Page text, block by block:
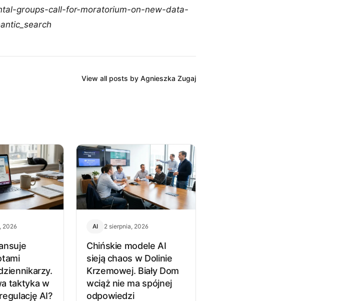
groups-call-for-moratorium-on-new-data-
View all posts by Agnieszka Zugaj
2026
taktyka w
AI?
AI 2 sierpnia, 2026
Chińskie modele AI
sieją chaos w Dolinie
Krzemowej. Biały Dom
wciąż nie ma spójnej
odpowiedzi